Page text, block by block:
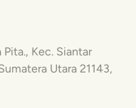
Kec. Siantar
Utara 21143,